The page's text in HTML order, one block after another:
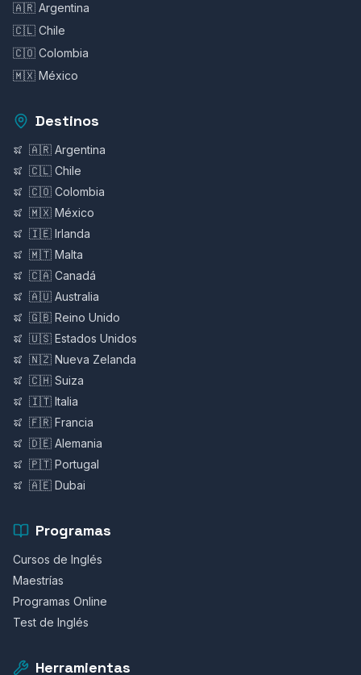
🇦🇷 Argentina
🇨🇱 Chile
🇨🇴 Colombia
🇲🇽 México
Destinos
🇦🇷 Argentina
🇨🇱 Chile
🇨🇴 Colombia
🇲🇽 México
🇮🇪 Irlanda
🇲🇹 Malta
🇨🇦 Canadá
🇦🇺 Australia
🇬🇧 Reino Unido
🇺🇸 Estados Unidos
🇳🇿 Nueva Zelanda
🇨🇭 Suiza
🇮🇹 Italia
🇫🇷 Francia
🇩🇪 Alemania
🇵🇹 Portugal
🇦🇪 Dubai
Programas
Cursos de Inglés
Maestrías
Programas Online
Test de Inglés
Herramientas